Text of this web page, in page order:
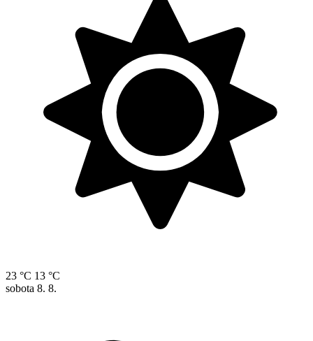
23 °C 13 °C
sobota 8. 8.